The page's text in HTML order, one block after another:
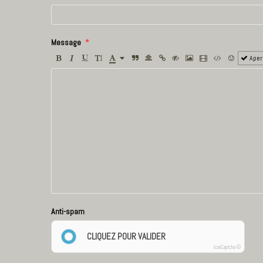
Message
Anti-spam
CLIQUEZ POUR VALIDER
IconCaptcha ©